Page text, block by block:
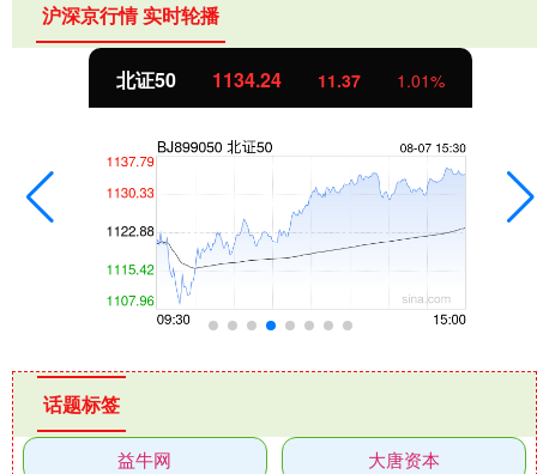
沪深京行情 实时轮播
北证50 1134.24 11.37 1.01%
话题标签
益牛网 大唐资本